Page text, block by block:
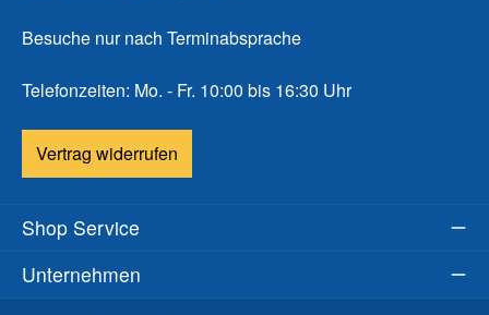
Besuche nur nach Terminabsprache
Telefonzeiten: Mo. - Fr. 10:00 bis 16:30 Uhr
Vertrag widerrufen
Shop Service
Unternehmen